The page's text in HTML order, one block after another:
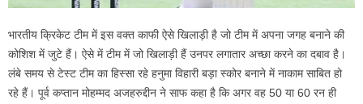
भारतीय क्रिकेट टीम में इस वक्त काफी ऐसे खिलाड़ी है जो टीम में अपना जगह बनाने की
कोशिश में जुटे हैं। ऐसे में टीम में जो खिलाड़ी हैं उनपर लगातार अच्छा करने का दबाव है।
लंबे समय से टेस्ट टीम का हिस्सा रहे हनुमा विहारी बड़ा स्कोर बनाने में नाकाम साबित हो
रहे हैं। पूर्व कप्तान मोहम्मद अजहरुद्दीन ने साफ कहा है कि अगर वह 50 या 60 रन ही